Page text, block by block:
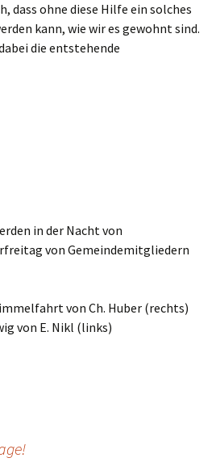
dass ohne diese Hilfe ein solches
kann, wie wir es gewohnt sind.
die entstehende
in der Nacht von
von Gemeindemitgliedern
von Ch. Huber (rechts)
von E. Nikl (links)